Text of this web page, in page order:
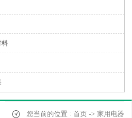
料
您当前的位置 : 首页 -> 家用电器